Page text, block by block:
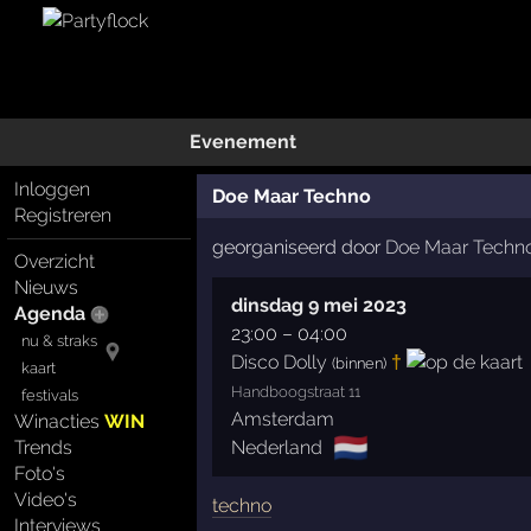
Evenement
Inloggen
Registreren
Overzicht
Nieuws
Agenda
nu & straks
kaart
festivals
WinactiesWIN
Trends
Foto's
Video's
Interviews
Doe Maar Techno
georganiseerd door Doe Maar
dinsdag 9 mei 2023
23:00 – 04:00
Disco Dolly (binnen) †
Handboogstraat 11
Amsterdam
Nederland 🇳🇱
techno